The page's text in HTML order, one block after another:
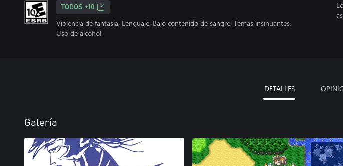
TODOS +10
Violencia de fantasía, Lenguaje, Bajo contenido de sangre, Temas insinuantes,
Uso de alcohol
DETALLES
Galería